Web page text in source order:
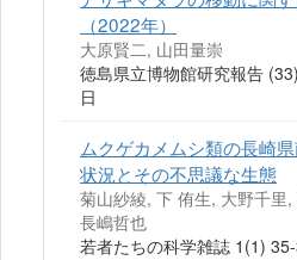
（2022年）
大原賢二, 山田量崇
徳島県立博物館研究報告
日
ムクゲカメムシ類の長崎
状況とその不思議な生態
菊山紗綾, 下 侑生, 大野千里
長嶋哲也
若者たちの科学雑誌 1(1)